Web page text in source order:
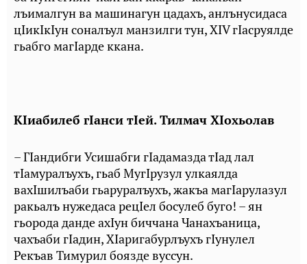
лъималгун ва машинагун цадахъ, анлънусидаса
цIикIкIун соналъул манзилги тун, XIV гIасруялде
гьабго магIарде ккана.
КIиабилеб гIанси тIей. Тилмач ХIохьолав
– ГIандибги Усишабги гIадамазда тIад лал
тIамуралъухъ, гьаб МугIрузул улкаялда
вахIшилъаби гьаруралъухъ, жакъа магIарулазул
ракьалъ нужедаса рецIел босулеб буго! – ян
гьорода данде ахIун биччана Чанахъаница,
чахъаби гIадин, ХIаригабурлъухъ гIунулел
Рекъав Тимурил боязде вуссун.